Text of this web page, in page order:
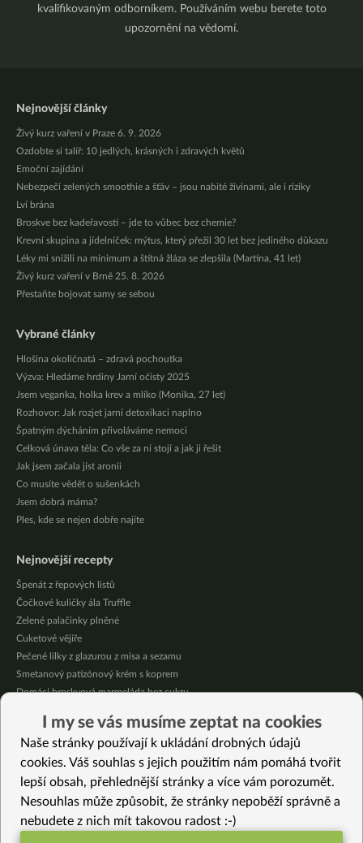
kvalifikovaným odborníkem. Používáním webu berete toto
upozornění na vědomí.
Nejnovější články
Živý kurz vaření v Praze 6. 9. 2026
Ozdobte si talíř: 10 jedlých, krásných i zdravých květů
Emoční zajídání
Nebezpečí zelených smoothie a šťáv – jsou nabité živinami, ale i riziky
Lví brána
Broskve bez kadeřavosti – jde to vůbec bez chemie?
Krevní skupina a jídelníček: mýtus, který přežil 30 let bez jediného důkazu
Léky mi snížili na minimum a štítná žláza se zlepšila (Martina, 41 let)
Živý kurz vaření v Brně 25. 8. 2026
Přestaňte bojovat samy se sebou
Vybrané články
Hlošina okoličnatá – zdravá pochoutka
Výzva: Hledáme hrdiny Jarní očisty 2025
Jsem veganka, holka krev a mlíko (Monika, 27 let)
Rozhovor: Jak rozjet jarní detoxikaci naplno
Špatným dýcháním přivoláváme nemoci
Celková únava těla: Co vše za ní stojí a jak ji řešit
Jak jsem začala jíst aronii
Co musíte vědět o sušenkách
Jsem dobrá máma?
Ples, kde se nejen dobře najíte
Nejnovější recepty
Špenát z řepových listů
Čočkové kuličky ála Truffle
Zelené palačinky plněné
Cuketové vějíře
Pečené lilky z glazurou z misa a sezamu
Smetanový patizónový krém s koprem
Domácí broskvová marmeláda bez cukru
Citrónové jablečné muffiny se sójovou šlehačkou
Oves provoněný citrónem a bazalkou
Vybrané recepty
Krémové kroupoto se zelím a hříbky
Veggydelphia
I my se vás musíme zeptat na cookies
Naše stránky používají k ukládání drobných údajů
cookies. Váš souhlas s jejich použitím nám pomáhá tvořit
lepší obsah, přehlednější stránky a více vám porozumět.
Nesouhlas může způsobit, že stránky nepoběží správně a
nebudete z nich mít takovou radost :-)